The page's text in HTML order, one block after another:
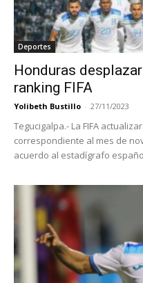
Deportes
Honduras
ranking FIFA
Yolibeth Bustillo - 27/11/2023
Tegucigalpa.- La FIFA
correspondiente al mes de
acuerdo al estadígrafo